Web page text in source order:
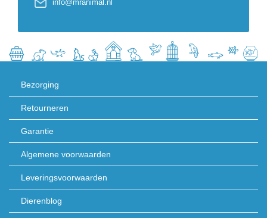
info@mranimal.nl
Bezorging
Retourneren
Garantie
Algemene voorwaarden
Leveringsvoorwaarden
Dierenblog